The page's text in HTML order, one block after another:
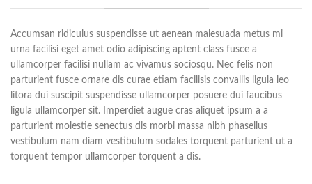
Accumsan ridiculus suspendisse ut aenean malesuada metus mi
urna facilisi eget amet odio adipiscing aptent class fusce a
ullamcorper facilisi nullam ac vivamus sociosqu. Nec felis non
parturient fusce ornare dis curae etiam facilisis convallis ligula leo
litora dui suscipit suspendisse ullamcorper posuere dui faucibus
ligula ullamcorper sit. Imperdiet augue cras aliquet ipsum a a
parturient molestie senectus dis morbi massa nibh phasellus
vestibulum nam diam vestibulum sodales torquent parturient ut a
torquent tempor ullamcorper torquent a dis.